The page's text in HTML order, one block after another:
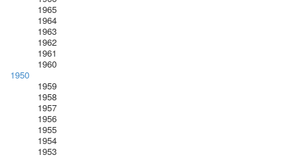
1965
1964
1963
1962
1961
1960
1950
1959
1958
1957
1956
1955
1954
1953